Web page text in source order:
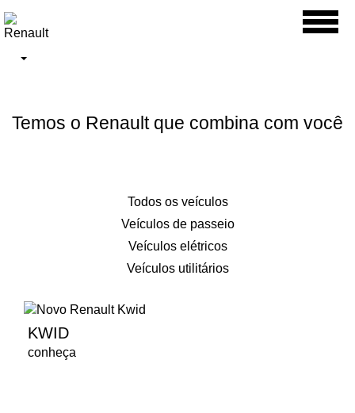
Temos o Renault que combina com você
Todos os veículos
Veículos de passeio
Veículos elétricos
Veículos utilitários
KWID
conheça